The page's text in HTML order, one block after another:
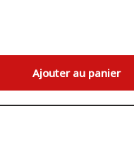
Ajouter au panier